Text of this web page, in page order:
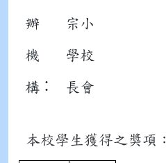
辦
機
構 ：
宗小
學校
長會
本校學生獲得之獎項：